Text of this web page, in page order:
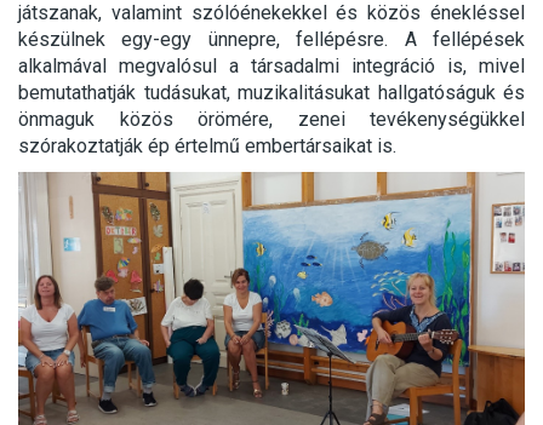
játszanak, valamint szólóénekekkel és közös énekléssel
készülnek egy-egy ünnepre, fellépésre. A fellépések
alkalmával megvalósul a társadalmi integráció is, mivel
bemutathatják tudásukat, muzikalitásukat hallgatóságuk és
önmaguk közös örömére, zenei tevékenységükkel
szórakoztatják ép értelmű embertársaikat is.